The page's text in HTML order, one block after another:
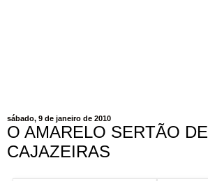
sábado, 9 de janeiro de 2010
O AMARELO SERTÃO DE
CAJAZEIRAS